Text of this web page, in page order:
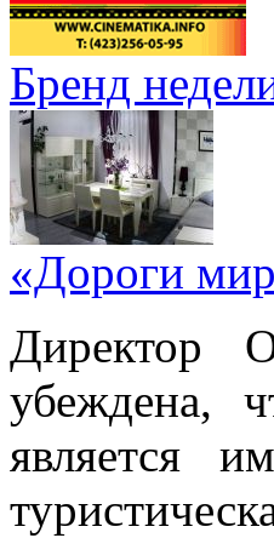
Бренд
«Дороги
Директор
убеждена,
является